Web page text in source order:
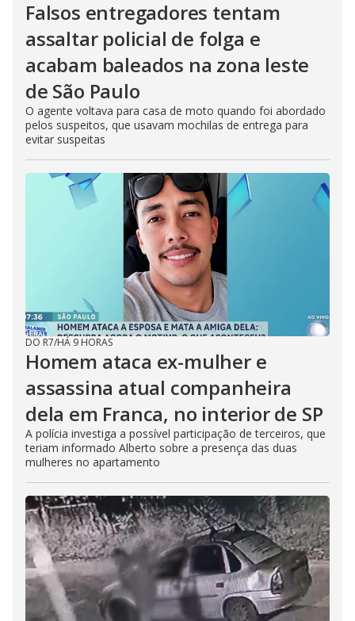
Falsos entregadores tentam
assaltar policial de folga e
acabam baleados na zona leste
de São Paulo
O agente voltava para casa de moto quando foi abordado
pelos suspeitos, que usavam mochilas de entrega para
evitar suspeitas
DO R7/HÁ 9 HORAS
Homem ataca ex-mulher e
assassina atual companheira
dela em Franca, no interior de SP
A polícia investiga a possível participação de terceiros, que
teriam informado Alberto sobre a presença das duas
mulheres no apartamento